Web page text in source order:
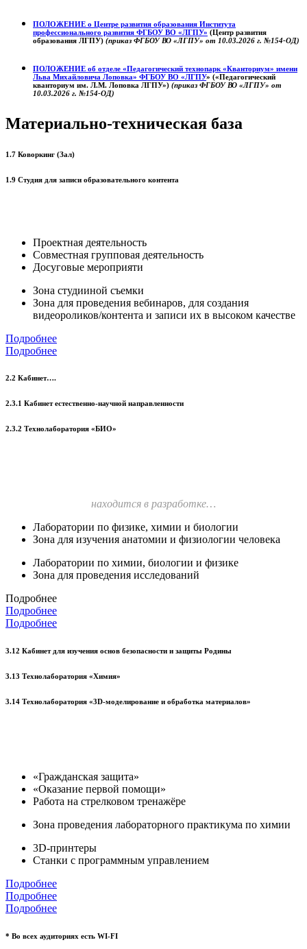
ПОЛОЖЕНИЕ о Центре развития образования Института
профессионального развития ФГБОУ ВО «ЛГПУ» (Центр развития
образования ЛГПУ) (приказ ФГБОУ ВО «ЛГПУ» от 10.03.2026 г. №154-ОД)
ПОЛОЖЕНИЕ об отделе «Педагогический технопарк «Кванториум» имени
Льва Михайловича Лоповка» ФГБОУ ВО «ЛГПУ» («Педагогический
кванториум им. Л.М. Лоповка ЛГПУ») (приказ ФГБОУ ВО «ЛГПУ» от
10.03.2026 г. №154-ОД)
Материально-техническая база
1.7 Коворкинг (Зал)
1.9 Студия для записи образовательного контента
Проектная деятельность
Совместная групповая деятельность
Досуговые мероприяти
Зона студииной съемки
Зона для проведения вебинаров, для создания
видеороликов/контента и записи их в высоком качестве
Подробнее
Подробнее
2.2 Кабинет….
2.3.1 Кабинет естественно-научной направленности
2.3.2 Технолаборатория «БИО»
находится в разработке…
Лаборатории по физике, химии и биологии
Зона для изучения анатомии и физиологии человека
Лаборатории по химии, биологии и физике
Зона для проведения исследований
Подробнее
Подробнее
Подробнее
3.12 Кабинет для изучения основ безопасности и защиты Родины
3.13 Технолаборатория «Химия»
3.14 Технолаборатория «3D-моделирование и обработка материалов»
«Гражданская защита»
«Оказание первой помощи»
Работа на стрелковом тренажёре
Зона проведения лабораторного практикума по химии
3D-принтеры
Станки с программным управлением
Подробнее
Подробнее
Подробнее
* Во всех аудиториях есть WI-FI